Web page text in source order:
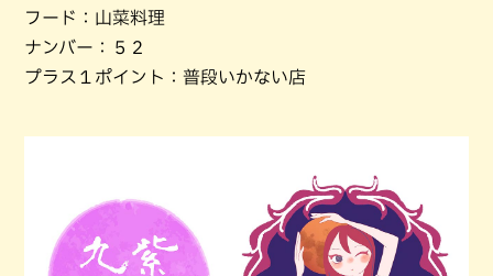
フード：山菜料理
ナンバー：５２
プラス１ポイント：普段いかない店